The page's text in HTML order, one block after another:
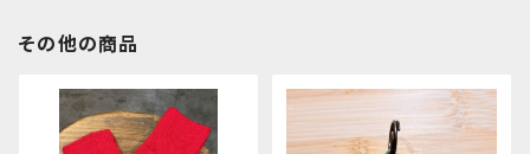
その他の商品